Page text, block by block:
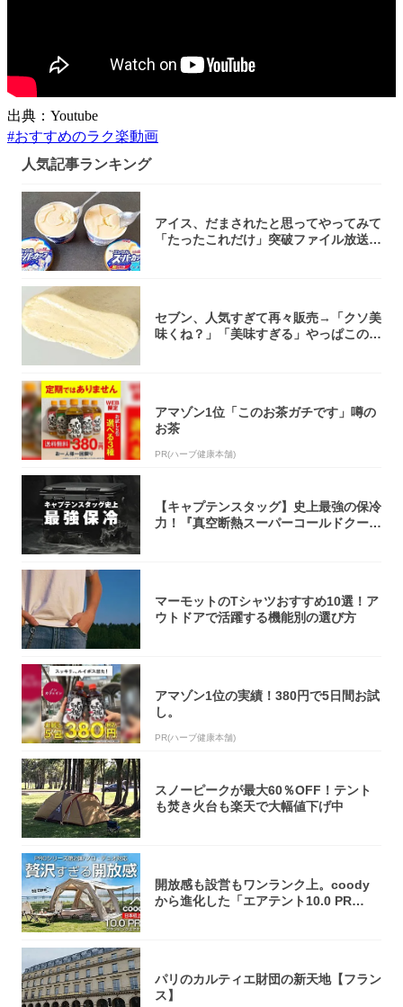
出典：Youtube
#おすすめのラク楽動画
人気記事ランキング
アイス、だまされたと思ってやってみて
「たったこれだけ」突破ファイル放送で
セブン、人気すぎて再々販売→「クソ美
味くね？」「美味すぎる」やっぱこのク
アマゾン1位「このお茶ガチです」噂の
お茶
PR(ハーブ健康本舗)
【キャプテンスタッグ】史上最強の保冷
力！『真空断熱スーパーコールドクーラ
マーモットのTシャツおすすめ10選！ア
ウトドアで活躍する機能別の選び方
アマゾン1位の実績！380円で5日間お試
し。
PR(ハーブ健康本舗)
スノーピークが最大60％OFF！テント
も焚き火台も楽天で大幅値下げ中
開放感も設営もワンランク上。coody
から進化した「エアテント10.0 PR
パリのカルティエ財団の新天地【フラン
ス】